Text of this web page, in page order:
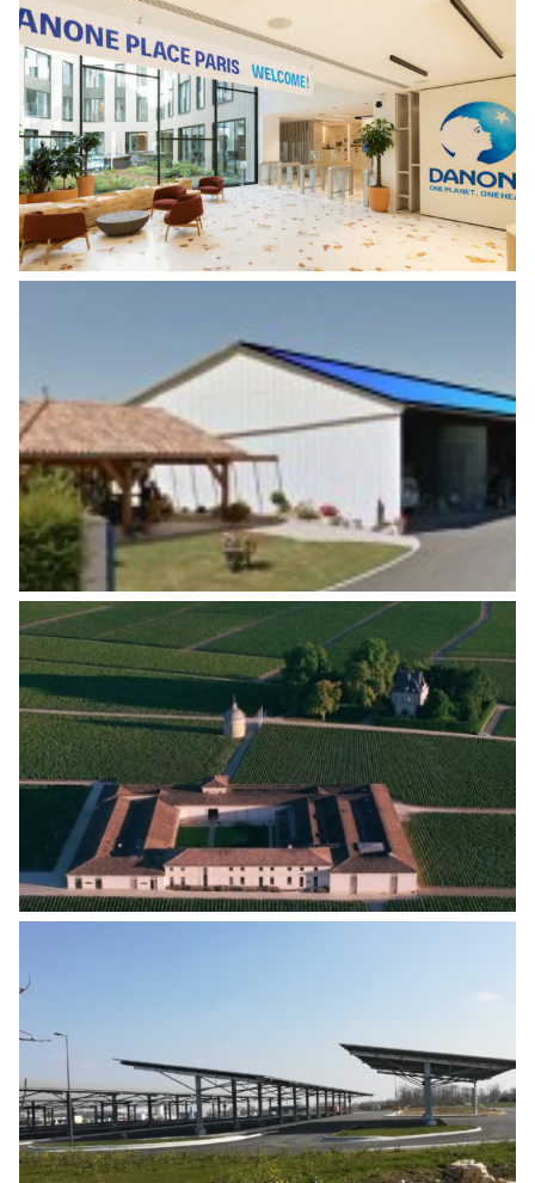
AMÉNAGEMENT DU SIÈGE MONDE
DANONE
Tertiaire
INSTALLATION DE CENTRALES
PHOTOVOLTAÏQUES SUR BÂTIMENTS
EXISTANTS
Energies
FAISABILITÉ GÉOTHERMIE – CHÂTEAU
LATOUR
Energies ,Monuments historiques & patrimoine
remarquable
CONSTRUCTION D’UNE CENTRALE
PHOTOVOLTAÏQUE DE 2,4 MWC
Energies